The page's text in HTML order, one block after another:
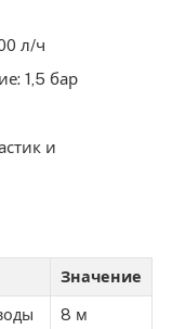
л/ч
1,5 бар
и
Значение
8 м